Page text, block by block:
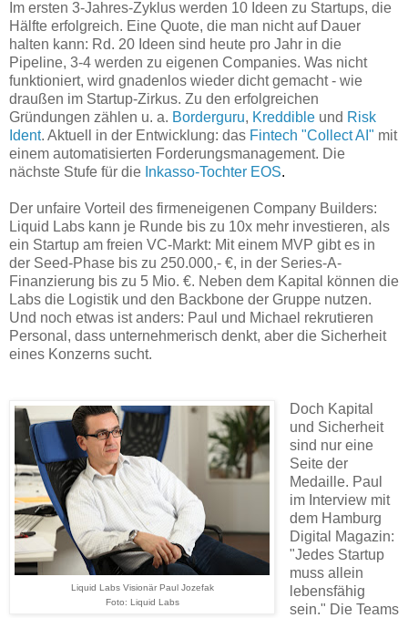
Im ersten 3-Jahres-Zyklus werden 10 Ideen zu Startups, die
Hälfte erfolgreich. Eine Quote, die man nicht auf Dauer
halten kann: Rd. 20 Ideen sind heute pro Jahr in die
Pipeline, 3-4 werden zu eigenen Companies. Was nicht
funktioniert, wird gnadenlos wieder dicht gemacht - wie
draußen im Startup-Zirkus. Zu den erfolgreichen
Gründungen zählen u. a. Borderguru, Kreddible und Risk
Ident. Aktuell in der Entwicklung: das Fintech "Collect AI" mit
einem automatisierten Forderungsmanagement. Die
nächste Stufe für die Inkasso-Tochter EOS.
Der unfaire Vorteil des firmeneigenen Company Builders:
Liquid Labs kann je Runde bis zu 10x mehr investieren, als
ein Startup am freien VC-Markt: Mit einem MVP gibt es in
der Seed-Phase bis zu 250.000,- €, in der Series-A-
Finanzierung bis zu 5 Mio. €. Neben dem Kapital können die
Labs die Logistik und den Backbone der Gruppe nutzen.
Und noch etwas ist anders: Paul und Michael rekrutieren
Personal, dass unternehmerisch denkt, aber die Sicherheit
eines Konzerns sucht.
Liquid Labs Visionär Paul Jozefak
Foto: Liquid Labs
Doch Kapital
und Sicherheit
sind nur eine
Seite der
Medaille. Paul
im Interview mit
dem Hamburg
Digital Magazin:
"Jedes Startup
muss allein
lebensfähig
sein." Die Teams